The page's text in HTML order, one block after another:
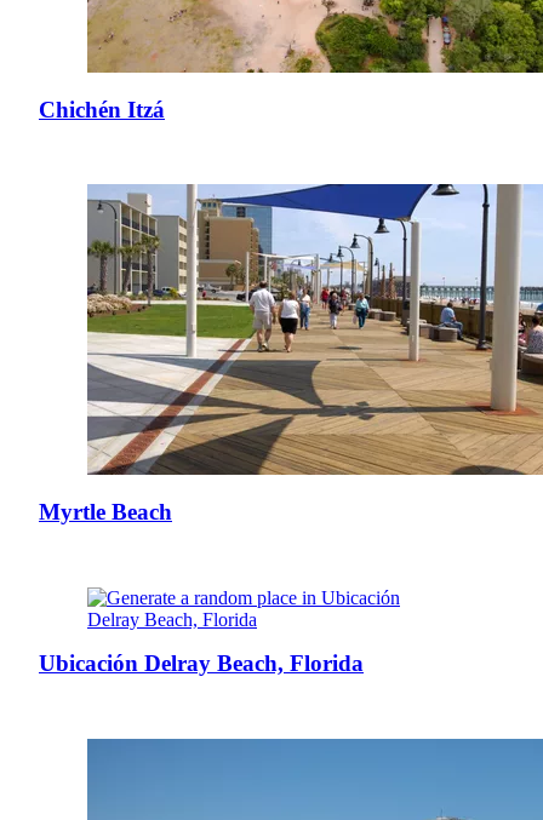
Chichén Itzá
Myrtle Beach
Ubicación Delray Beach, Florida